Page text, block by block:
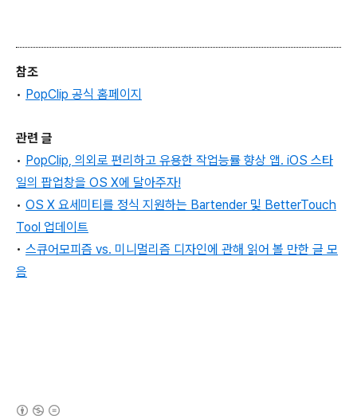
참조
• PopClip 공식 홈페이지
관련 글
• PopClip, 의외로 편리하고 유용한 작업능률 향상 앱. iOS 스타
일의 팝업창을 OS X에 달아주자!
• OS X 요세미티를 정식 지원하는 Bartender 및 BetterTouch
Tool 업데이트
• 스큐어모피즘 vs. 미니멀리즘 디자인에 관해 읽어 볼 만한 글 모
음